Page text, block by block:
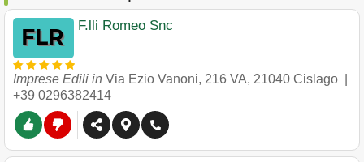
F.lli Romeo Snc
Imprese Edili in Via Ezio Vanoni, 216 VA, 21040 Cislago
+39 0296382414